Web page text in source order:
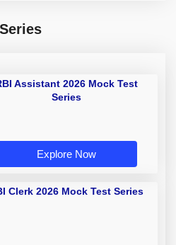
Assistant 2026 Mock Test
Series
Explore Now
Clerk 2026 Mock Test Series